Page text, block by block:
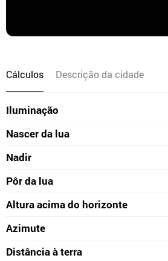
Cálculos Descrição da cidade
Iluminação
Nascer da lua
Nadir
Pôr da lua
Altura acima do horizonte
Azimute
Distância à terra